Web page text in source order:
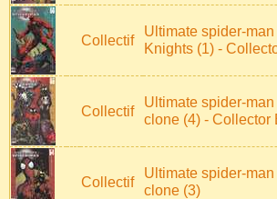
Collectif
Ultimate spider-
Knights (1) -
Collectif
Ultimate spider-
clone (4) - Collector
Collectif
Ultimate spider-
clone (3)